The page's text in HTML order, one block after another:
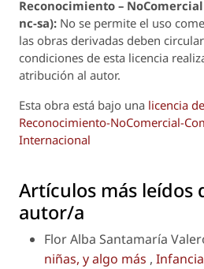
Reconocimiento –
nc-sa): No se permite el uso
las obras derivadas deben
condiciones de esta licencia
atribución al autor.
Esta obra está bajo una licencia
Reconocimiento-NoComercial-
Internacional
Artículos más leídos
autor/a
Flor Alba Santamaría
niñas, y algo más ,